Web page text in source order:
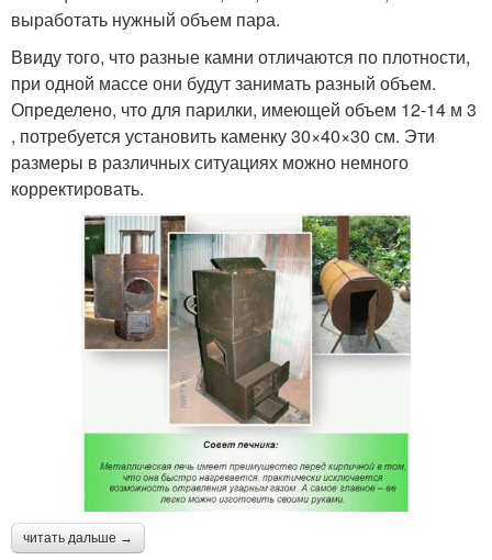
выработать нужный объем пара.
Ввиду того, что разные камни отличаются по плотности,
при одной массе они будут занимать разный объем.
Определено, что для парилки, имеющей объем 12-14 м 3
, потребуется установить каменку 30×40×30 см. Эти
размеры в различных ситуациях можно немного
корректировать.
читать дальше →